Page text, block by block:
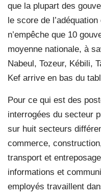
que la plupart des
le score de
n’empêche que 10
moyenne nationale, à
Nabeul, Tozeur, Kébili,
Kef arrive en bas du
Pour ce qui est des
interrogées du secteur
sur huit secteurs
commerce,
transport et
informations et
employés travaillent